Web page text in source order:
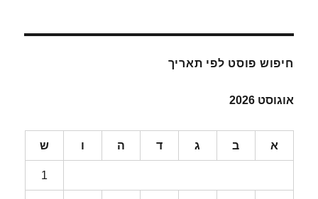
חיפוש פוסט לפי תאריך
אוגוסט 2026
א ב ג ד ה ו ש
1